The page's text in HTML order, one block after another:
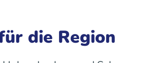
die Region